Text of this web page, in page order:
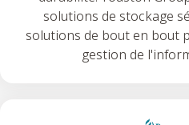
solutions de stockage
solutions de bout en bout
gestion de